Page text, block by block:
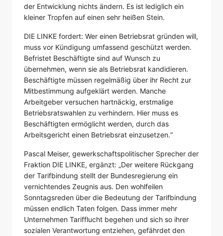
der Entwicklung nichts ändern. Es ist lediglich ein
kleiner Tropfen auf einen sehr heißen Stein.
DIE LINKE fordert: Wer einen Betriebsrat gründen will,
muss vor Kündigung umfassend geschützt werden.
Befristet Beschäftigte sind auf Wunsch zu
übernehmen, wenn sie als Betriebsrat kandidieren.
Beschäftigte müssen regelmäßig über ihr Recht zur
Mitbestimmung aufgeklärt werden. Manche
Arbeitgeber versuchen hartnäckig, erstmalige
Betriebsratswahlen zu verhindern. Hier muss es
Beschäftigten ermöglicht werden, durch das
Arbeitsgericht einen Betriebsrat einzusetzen.“
Pascal Meiser, gewerkschaftspolitischer Sprecher der
Fraktion DIE LINKE, ergänzt: „Der weitere Rückgang
der Tarifbindung stellt der Bundesregierung ein
vernichtendes Zeugnis aus. Den wohlfeilen
Sonntagsreden über die Bedeutung der Tarifbindung
müssen endlich Taten folgen. Dass immer mehr
Unternehmen Tarifflucht begehen und sich so ihrer
sozialen Verantwortung entziehen, gefährdet den